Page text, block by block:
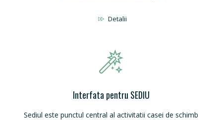
Detalii
Interfata pentru SEDIU
Sediul este punctul central al activitatii casei de schimb